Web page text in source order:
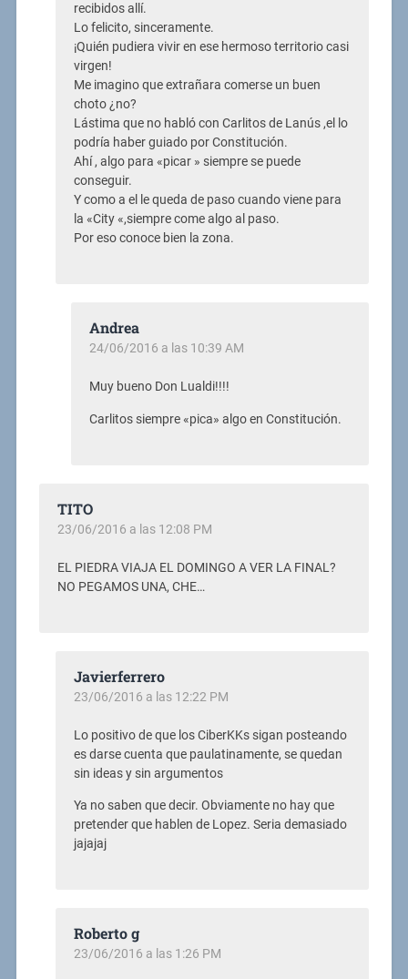
recibidos allí.
Lo felicito, sinceramente.
¡Quién pudiera vivir en ese hermoso territorio casi
virgen!
Me imagino que extrañara comerse un buen
choto ¿no?
Lástima que no habló con Carlitos de Lanús ,el lo
podría haber guiado por Constitución.
Ahí , algo para «picar » siempre se puede
conseguir.
Y como a el le queda de paso cuando viene para
la «City «,siempre come algo al paso.
Por eso conoce bien la zona.
Andrea
24/06/2016 a las 10:39 AM
Muy bueno Don Lualdi!!!!
Carlitos siempre «pica» algo en Constitución.
TITO
23/06/2016 a las 12:08 PM
EL PIEDRA VIAJA EL DOMINGO A VER LA FINAL?
NO PEGAMOS UNA, CHE…
Javierferrero
23/06/2016 a las 12:22 PM
Lo positivo de que los CiberKKs sigan posteando
es darse cuenta que paulatinamente, se quedan
sin ideas y sin argumentos
Ya no saben que decir. Obviamente no hay que
pretender que hablen de Lopez. Seria demasiado
jajajaj
Roberto g
23/06/2016 a las 1:26 PM